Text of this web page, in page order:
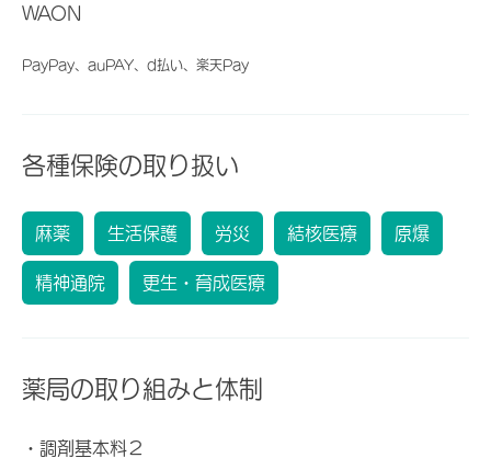
WAON
PayPay、auPAY、d払い、楽天Pay
各種保険の取り扱い
麻薬 生活保護 労災 結核医療 原爆
精神通院 更生・育成医療
薬局の取り組みと体制
・調剤基本料２